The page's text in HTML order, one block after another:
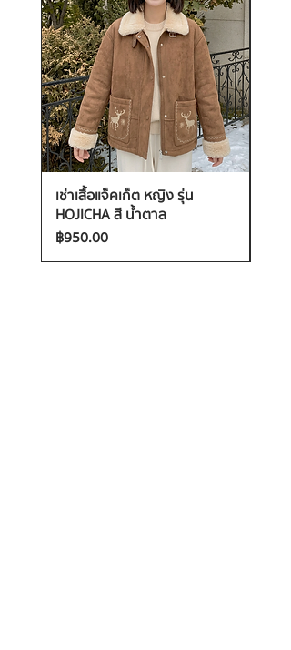
เช่าเสื้อแจ็คเก็ต หญิง รุ่น
HOJICHA สี น้ำตาล
ราคา
฿950.00